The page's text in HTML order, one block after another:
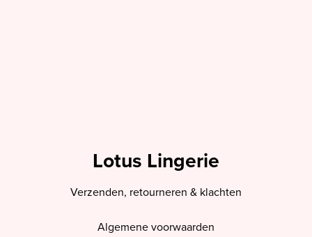
Lotus Lingerie
Verzenden, retourneren & klachten
Algemene voorwaarden